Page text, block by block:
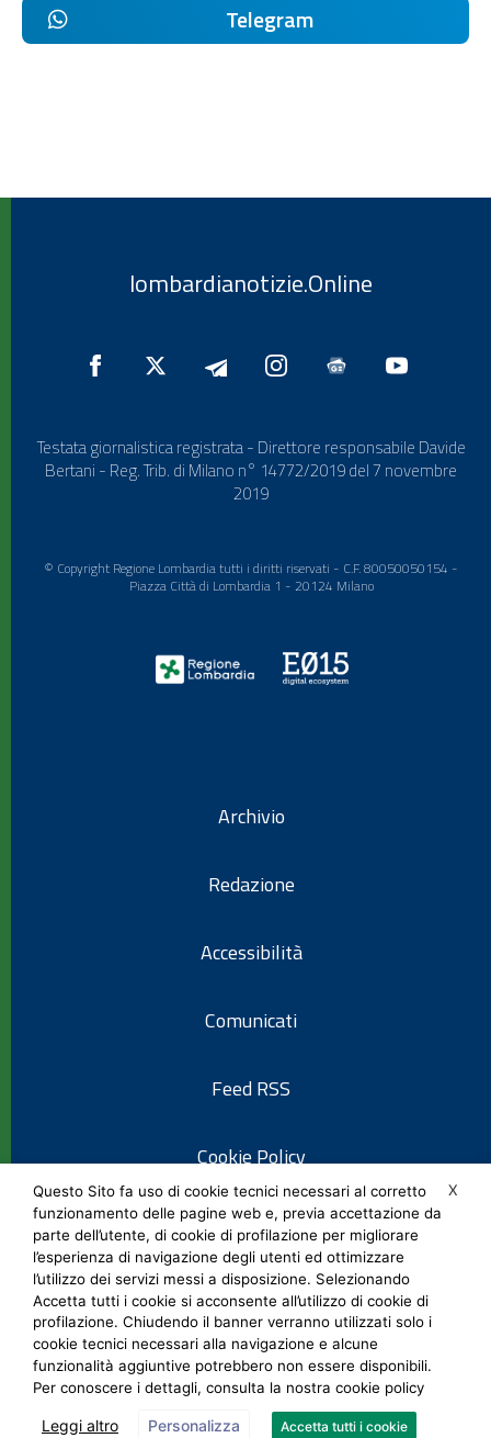
Telegram
lombardianotizie.Online
Testata giornalistica registrata - Direttore responsabile Davide
Bertani - Reg. Trib. di Milano n° 14772/2019 del 7 novembre
2019
© Copyright Regione Lombardia tutti i diritti riservati - C.F. 80050050154 -
Piazza Città di Lombardia 1 - 20124 Milano
Archivio
Redazione
Accessibilità
Comunicati
Feed RSS
Cookie Policy
Informativa privacy
Note legali
Social Media Policy
X
Questo Sito fa uso di cookie tecnici necessari al corretto
funzionamento delle pagine web e, previa accettazione da
parte dell’utente, di cookie di profilazione per migliorare
l’esperienza di navigazione degli utenti ed ottimizzare
l’utilizzo dei servizi messi a disposizione. Selezionando
Accetta tutti i cookie si acconsente all’utilizzo di cookie di
profilazione. Chiudendo il banner verranno utilizzati solo i
cookie tecnici necessari alla navigazione e alcune
funzionalità aggiuntive potrebbero non essere disponibili.
Per conoscere i dettagli, consulta la nostra cookie policy
Leggi altro Personalizza Accetta tutti i cookie